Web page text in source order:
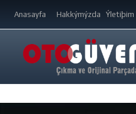
Anasayfa Hakkýmýzda Ýletiþim